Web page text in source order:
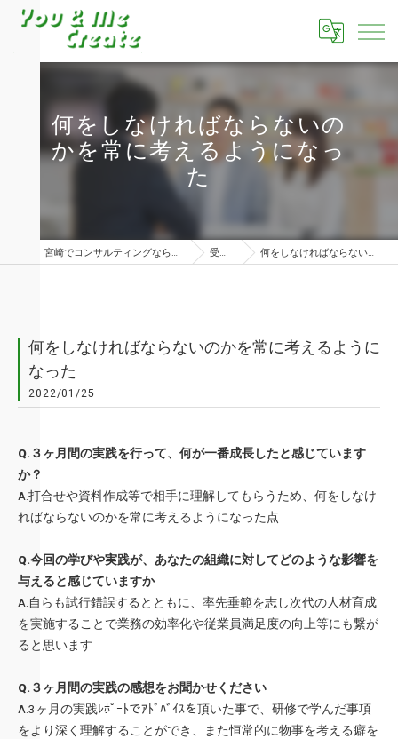
何をしなければならないの
かを常に考えるようになっ
た
宮崎でコンサルティングならユーアンドミークリエイト株式会社 受講者の声 何をしなければならないのかを常に考えるようになった
何をしなければならないのかを常に考えるように
なった
2022/01/25
Q.３ヶ月間の実践を行って、何が一番成長したと感じています
か？
A.打合せや資料作成等で相手に理解してもらうため、何をしなけ
ればならないのかを常に考えるようになった点
Q.今回の学びや実践が、あなたの組織に対してどのような影響を
与えると感じていますか
A.自らも試行錯誤するとともに、率先垂範を志し次代の人材育成
を実施することで業務の効率化や従業員満足度の向上等にも繋が
ると思います
Q.３ヶ月間の実践の感想をお聞かせください
A.3ヶ月の実践ﾚﾎﾟｰﾄでｱﾄﾞﾊﾞｲｽを頂いた事で、研修で学んだ事項
をより深く理解することができ、また恒常的に物事を考える癖を